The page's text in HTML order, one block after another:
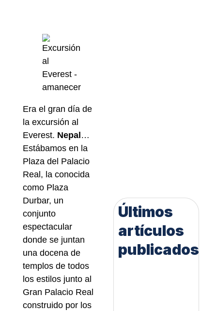
Era el gran día de
la excursión al
Everest. Nepal …
Estábamos en la
Plaza del Palacio
Real, la conocida
como Plaza
Durbar, un
conjunto
espectacular
donde se juntan
una docena de
templos de todos
los estilos junto al
Gran Palacio Real
construido por los
Últimos
artículos
publicados